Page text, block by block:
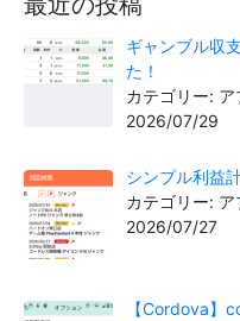
ギャンブル収
た！
カテゴリー: ア
2026/07/29
シンプル利益
カテゴリー: ア
2026/07/27
【Cordova】